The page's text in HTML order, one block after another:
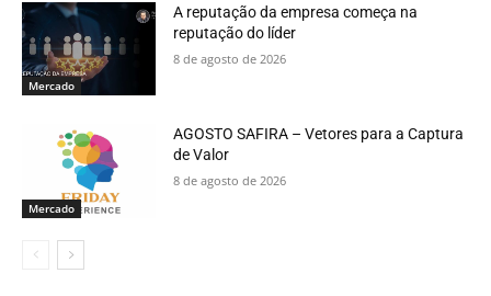
Mercado
A reputação da empresa começa na
reputação do líder
8 de agosto de 2026
Mercado
AGOSTO SAFIRA – Vetores para a Captura
de Valor
8 de agosto de 2026